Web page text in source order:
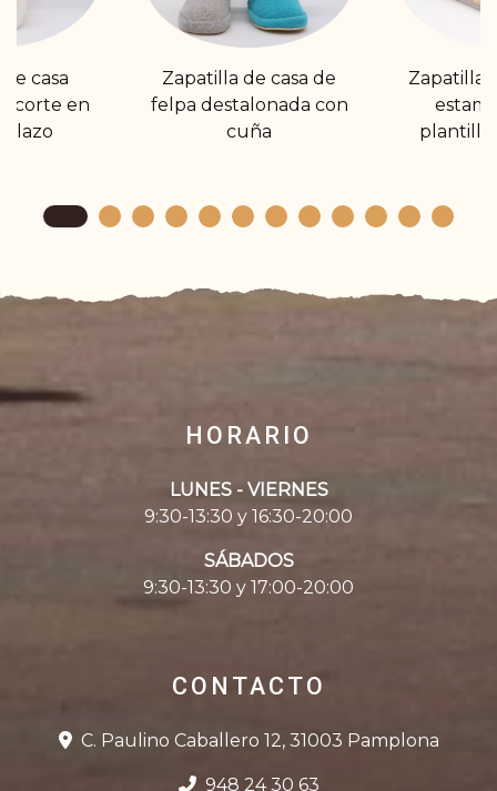
casa
corte en
lazo
Zapatilla de casa de
felpa destalonada con
cuña
Zapatilla
plantilla
HORARIO
LUNES - VIERNES
9:30-13:30 y 16:30-20:00
SÁBADOS
9:30-13:30 y 17:00-20:00
CONTACTO
C. Paulino Caballero 12, 31003 Pamplona
948 24 30 63